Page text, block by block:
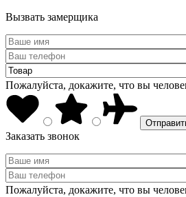
Вызвать замерщика
Пожалуйста, докажите, что вы
Заказать звонок
Пожалуйста, докажите, что вы